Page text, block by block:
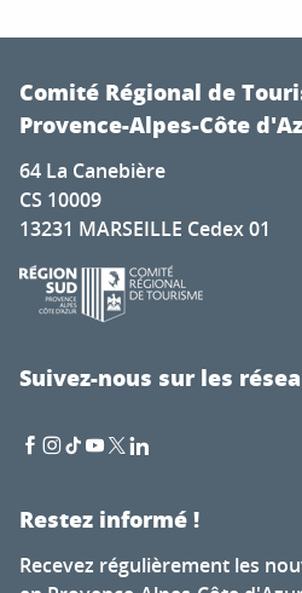
Hôtel Martinez In The
TULIP Hotels & Résidences -
Le Greet Hôtel Marseille Prado
Best Western Plus Hôtel
Hôtel Le Florence
Hôtel Cezanne & SPA
Les Bories & Spa
Anantara Plaza Nice Hotel
Hôtel Le Saint Rémy
Le Phébus & Spa
Comité Régional de
Provence-Alpes-Côte
64 La Canebière
CS 10009
13231 MARSEILLE Cedex 01
Suivez-nous sur les
Restez informé !
Recevez régulièrement les